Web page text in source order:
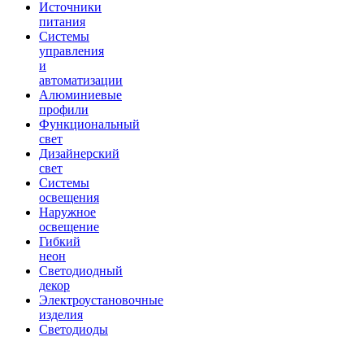
Источники
питания
Системы
управления
и
автоматизации
Алюминиевые
профили
Функциональный
свет
Дизайнерский
свет
Системы
освещения
Наружное
освещение
Гибкий
неон
Светодиодный
декор
Электроустановочные
изделия
Светодиоды